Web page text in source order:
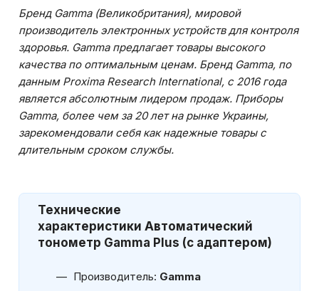
Бренд Gamma (Великобритания), мировой
производитель электронных устройств для контроля
здоровья. Gamma предлагает товары высокого
качества по оптимальным ценам. Бренд Gamma, по
данным Proxima Research International, с 2016 года
является абсолютным лидером продаж. Приборы
Gamma, более чем за 20 лет на рынке Украины,
зарекомендовали себя как надежные товары с
длительным сроком службы.
Технические
характеристики Автоматический
тонометр Gamma Plus (с адаптером)
Производитель: Gamma